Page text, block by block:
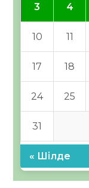
3 4
10 11
17 18
24 25
31
« Шілде